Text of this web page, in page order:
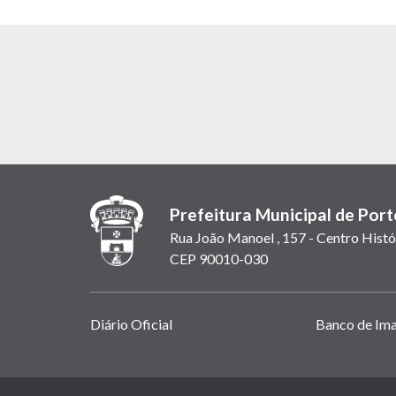
Prefeitura Municipal de
Rua João Manoel , 157 - Centro
CEP 90010-030
Links
Diário Oficial Banco de